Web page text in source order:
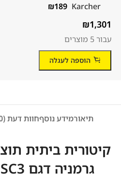
Karcher
₪189
₪1,301
עבור 5 מוצרים
תיאורמידע נוסףחוות דעת (0)
גרמניה דגם Karcher SC3